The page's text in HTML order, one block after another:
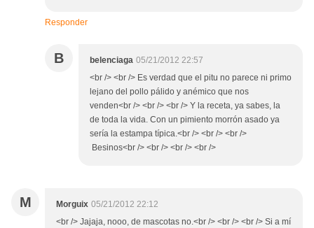
Responder
B belenciaga 05/21/2012 22:57
<br /> <br /> Es verdad que el pitu no parece ni primo
lejano del pollo pálido y anémico que nos
venden<br /> <br /> <br /> Y la receta, ya sabes, la
de toda la vida. Con un pimiento morrón asado ya
sería la estampa típica.<br /> <br /> <br />
Besinos<br /> <br /> <br /> <br />
M Morguix 05/21/2012 22:12
<br /> Jajaja, nooo, de mascotas no.<br /> <br /> <br /> Si a mí